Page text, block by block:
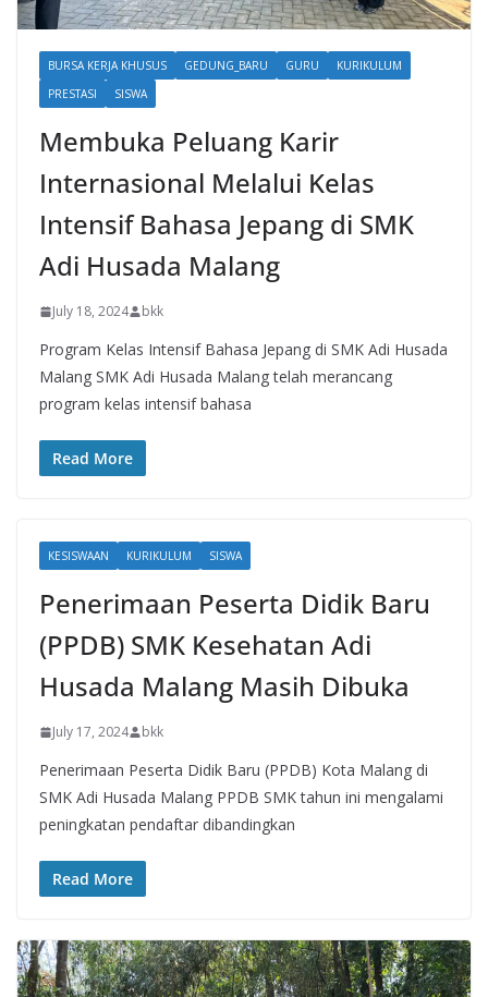
BURSA KERJA KHUSUS GEDUNG_BARU GURU
KURIKULUM
PRESTASI
SISWA
Membuka Peluang Karir
Internasional Melalui Kelas
Intensif Bahasa Jepang di SMK
Adi Husada Malang
July 18, 2024 bkk
Program Kelas Intensif Bahasa Jepang di SMK Adi Husada
Malang SMK Adi Husada Malang telah merancang
program kelas intensif bahasa
Read More
KESISWAAN KURIKULUM SISWA
Penerimaan Peserta Didik Baru
(PPDB) SMK Kesehatan Adi
Husada Malang Masih Dibuka
July 17, 2024 bkk
Penerimaan Peserta Didik Baru (PPDB) Kota Malang di
SMK Adi Husada Malang PPDB SMK tahun ini mengalami
peningkatan pendaftar dibandingkan
Read More